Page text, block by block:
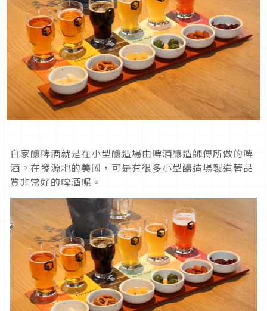
自家釀啤酒就是在小型釀造場由啤酒釀造師傅所做的啤
酒。在發源地的美國，可是有很多小型釀造場製造著品
質非常好的啤酒呢。